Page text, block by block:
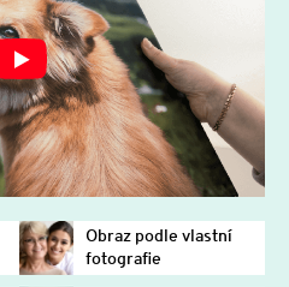
Obraz podle vlastní
fotografie